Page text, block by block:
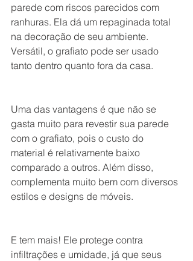
parede com riscos parecidos com
ranhuras. Ela dá um repaginada total
na decoração de seu ambiente.
Versátil, o grafiato pode ser usado
tanto dentro quanto fora da casa.
Uma das vantagens é que não se
gasta muito para revestir sua parede
com o grafiato, pois o custo do
material é relativamente baixo
comparado a outros. Além disso,
complementa muito bem com diversos
estilos e designs de móveis.
E tem mais! Ele protege contra
infiltrações e umidade, já que seus